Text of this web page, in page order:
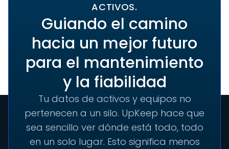
ACTIVOS.
Guiando el camino
hacia un mejor futuro
para el mantenimiento
y la fiabilidad
Tu datos de activos y equipos no
pertenecen a un silo. UpKeep hace que
sea sencillo ver dónde está todo, todo
en un solo lugar. Esto significa menos